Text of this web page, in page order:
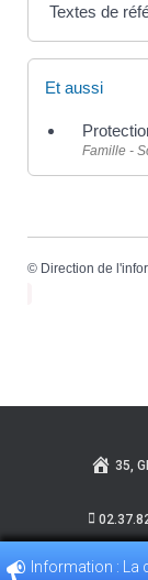
Textes de
Et aussi
Famille -
© Direction de
35,
Information : La